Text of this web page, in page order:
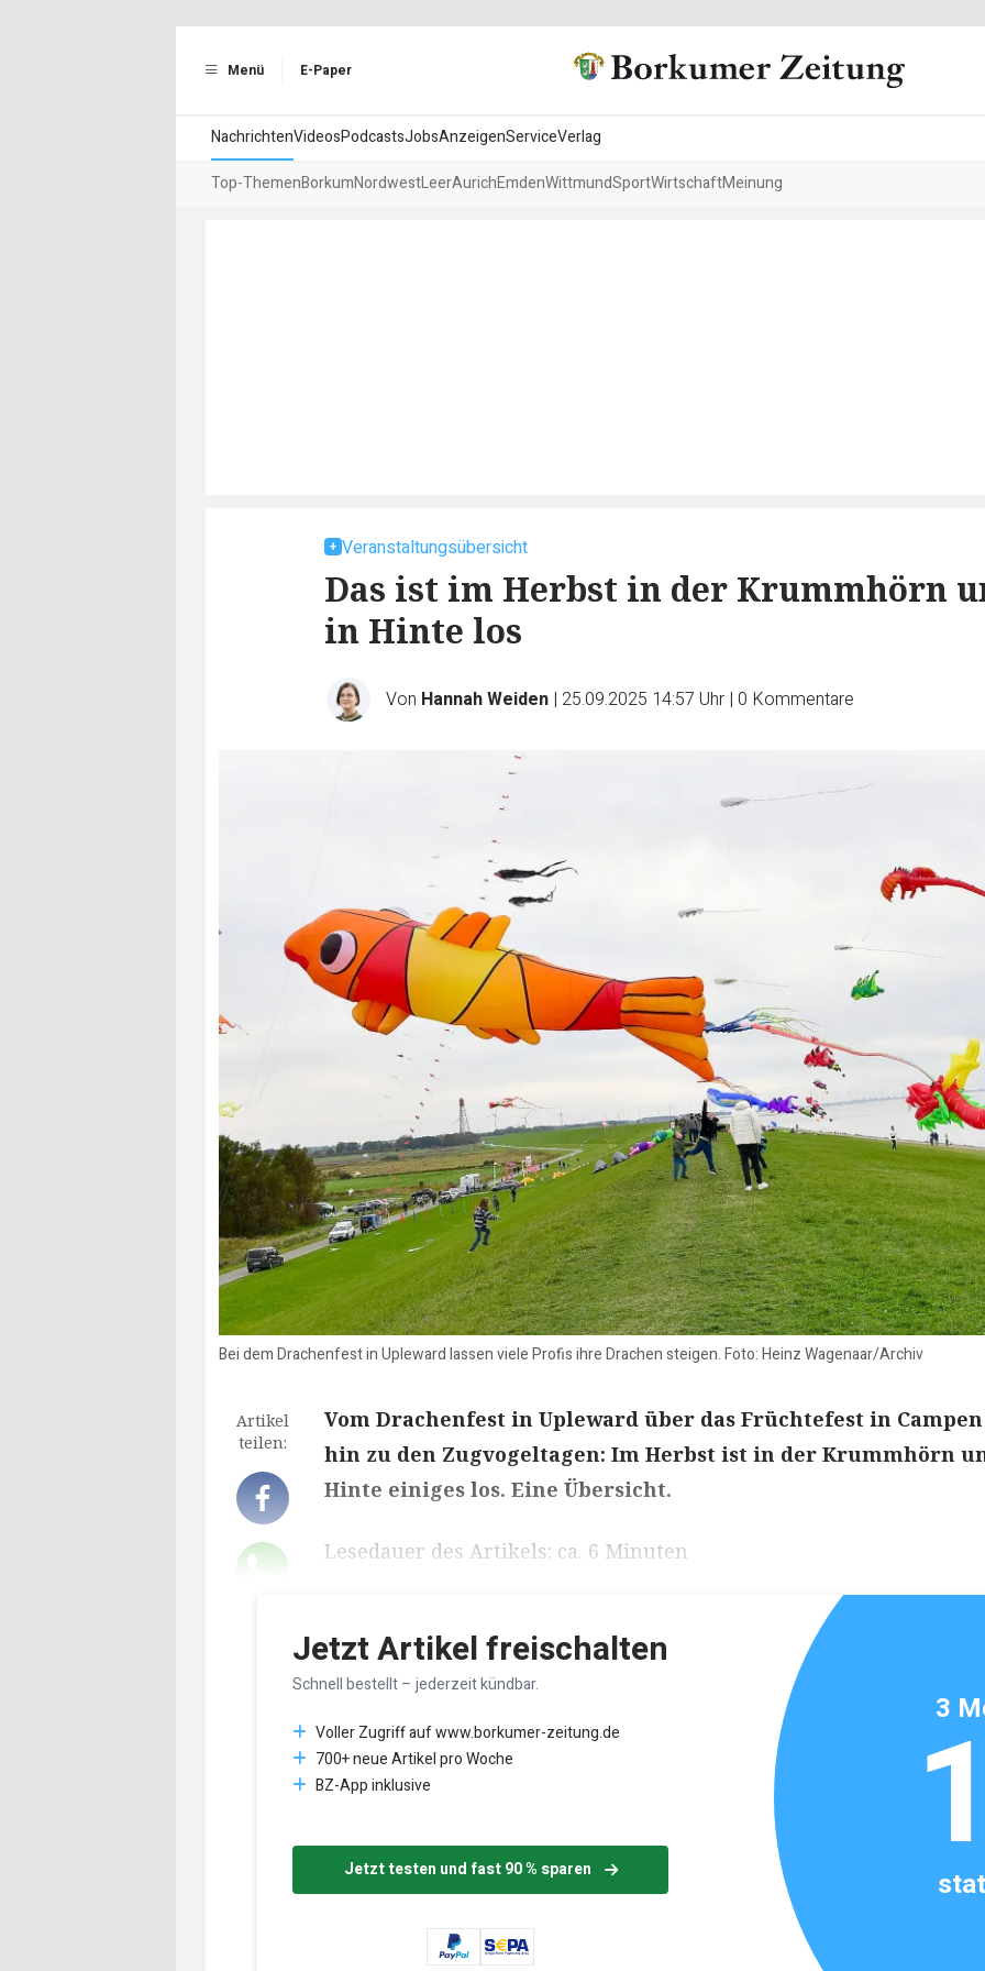
Menü E-Paper
NachrichtenVideosPodcastsJobsAnzeigenServiceVerlag
Top-ThemenBorkumNordwestLeerAurichEmdenWittmundSportWirtschaftMeinung
Veranstaltungsübersicht
Das ist im Herbst in der Krummhörn
in Hinte los
Von Hannah Weiden | 25.09.2025 14:57 Uhr | 0 Kommentare
Bei dem Drachenfest in Upleward lassen viele Profis ihre Drachen steigen. Foto: Heinz Wagenaar/Archiv
Artikel
teilen:
Vom Drachenfest in Upleward über das Früchtefest in
hin zu den Zugvogeltagen: Im Herbst ist in der Krummhörn
Hinte einiges los. Eine Übersicht.
Lesedauer des Artikels: ca. 6 Minuten
Jetzt Artikel freischalten
Schnell bestellt – jederzeit kündbar.
Voller Zugriff auf www.borkumer-zeitung.de
700+ neue Artikel pro Woche
BZ-App inklusive
Jetzt testen und fast 90 % sparen
3